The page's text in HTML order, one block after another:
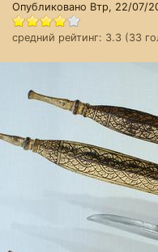
Опубликовано Втр, 22/07/
средний рейтинг: 3.3 (33